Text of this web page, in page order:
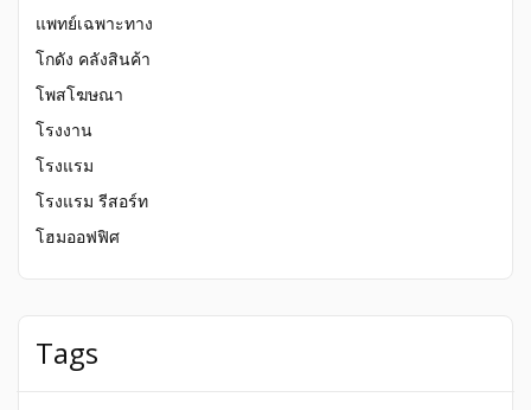
แพทย์เฉพาะทาง
โกดัง คลังสินค้า
โพสโฆษณา
โรงงาน
โรงแรม
โรงแรม รีสอร์ท
โฮมออฟฟิศ
Tags